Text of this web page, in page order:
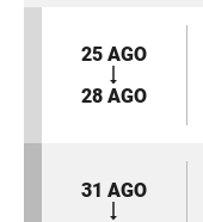
25 AGO
28 AGO
31 AGO